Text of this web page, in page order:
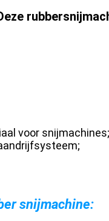
voor snijmachines;
snijmachine: